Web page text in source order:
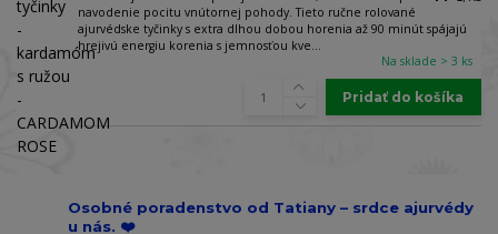
navodenie pocitu vnútornej pohody. Tieto ručne rolované
ajurvédske tyčinky s extra dlhou dobou horenia až 90 minút spájajú
hrejivú energiu korenia s jemnosťou kve...
Na sklade > 3 ks
Pridať do košíka
Osobné poradenstvo od Tatiany – srdce ajurvédy
u nás. ❤️